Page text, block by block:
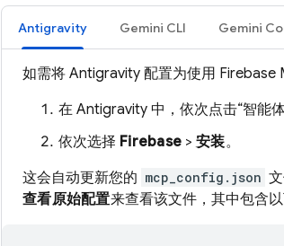
Antigravity Gemini CLI Gemini
如需将 Antigravity 配置为使用 Firebase
在 Antigravity 中，依次点击“智能
依次选择 Firebase >安装。
这会自动更新您的 mcp_config.json
查看原始配置来查看该文件，其中包含以